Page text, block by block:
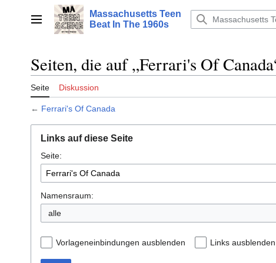
springenHauptmenü
Massachusetts Teen
Beat In The 1960s
Seiten, die auf „Ferrari's Of
Seite Diskussion
← Ferrari's Of Canada
Links auf diese Seite
Seite:
Namensraum:
alle
Vorlageneinbindungen ausblenden Links ausblenden